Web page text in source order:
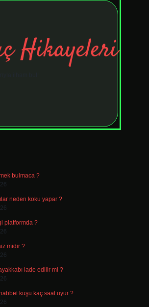
Hikayeleri
bulmaca ?
neden koku yapar ?
platformda ?
midir ?
iade edilir mi ?
kuşu kaç saat uyur ?